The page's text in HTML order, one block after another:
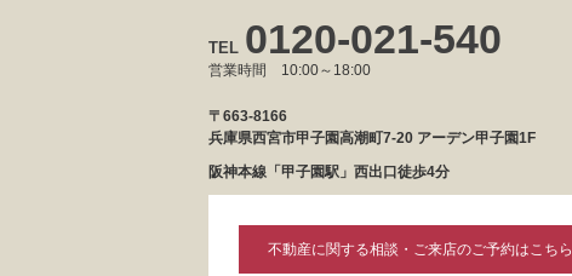
TEL 0120-021-540
営業時間 10:00～18:00
〒663-8166
兵庫県西宮市甲子園高潮町7-20 アーデン甲子園1F
阪神本線「甲子園駅」西出口徒歩4分
不動産に関する相談・ご来店のご予約はこちら